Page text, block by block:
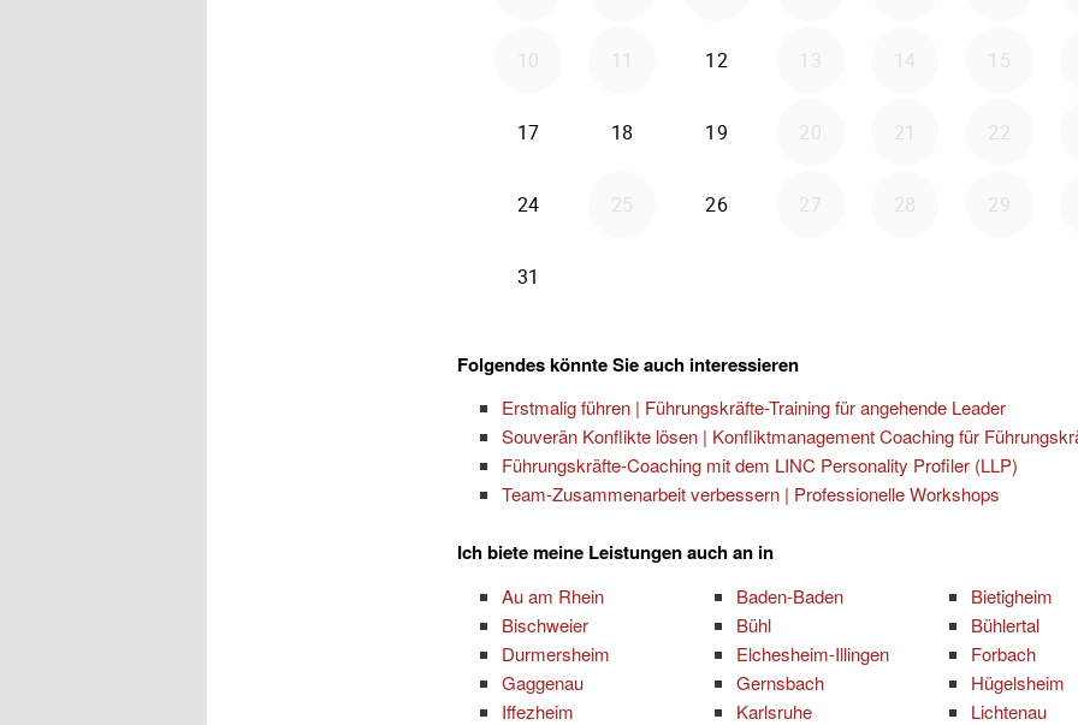
Folgendes könnte Sie auch interessieren
Erstmalig führen | Führungskräfte-Training für angehende Leader
Souverän Konflikte lösen | Konfliktmanagement Coaching für
Führungskräfte-Coaching mit dem LINC Personality Profiler (LLP)
Team-Zusammenarbeit verbessern | Professionelle Workshops
Ich biete meine Leistungen auch an in
Au am Rhein
Bischweier
Durmersheim
Gaggenau
Iffezheim
Baden-Baden
Bühl
Elchesheim-Illingen
Gernsbach
Karlsruhe
Bietigheim
Bühlertal
Forbach
Hügelsheim
Lichtenau